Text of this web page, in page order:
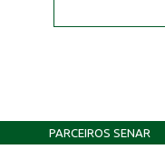
PARCEIROS SENAR